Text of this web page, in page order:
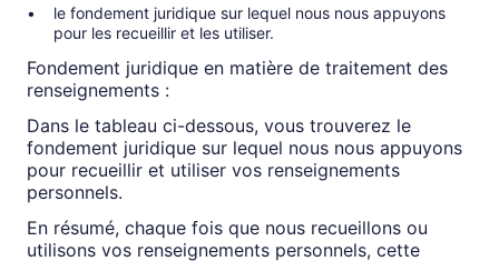
le fondement juridique sur lequel nous nous appuyons
pour les recueillir et les utiliser.
Fondement juridique en matière de traitement des
renseignements :
Dans le tableau ci-dessous, vous trouverez le
fondement juridique sur lequel nous nous appuyons
pour recueillir et utiliser vos renseignements
personnels.
En résumé, chaque fois que nous recueillons ou
utilisons vos renseignements personnels, cette